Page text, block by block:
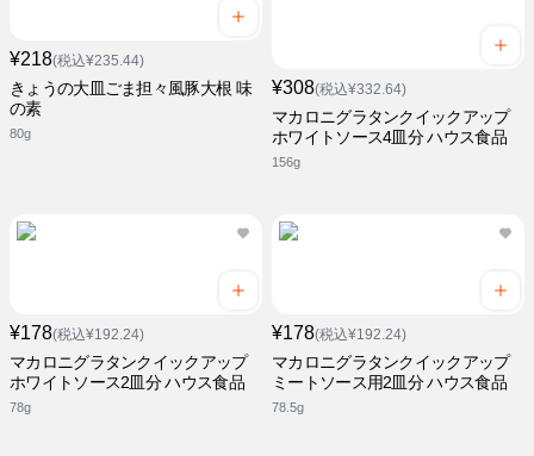
¥218(税込¥235.44)
きょうの大皿ごま担々風豚大根 味
の素
80g
¥308(税込¥332.64)
マカロニグラタンクイックアップ
ホワイトソース4皿分 ハウス食品
156g
¥178(税込¥192.24)
マカロニグラタンクイックアップ
ホワイトソース2皿分 ハウス食品
78g
¥178(税込¥192.24)
マカロニグラタンクイックアップ
ミートソース用2皿分 ハウス食品
78.5g